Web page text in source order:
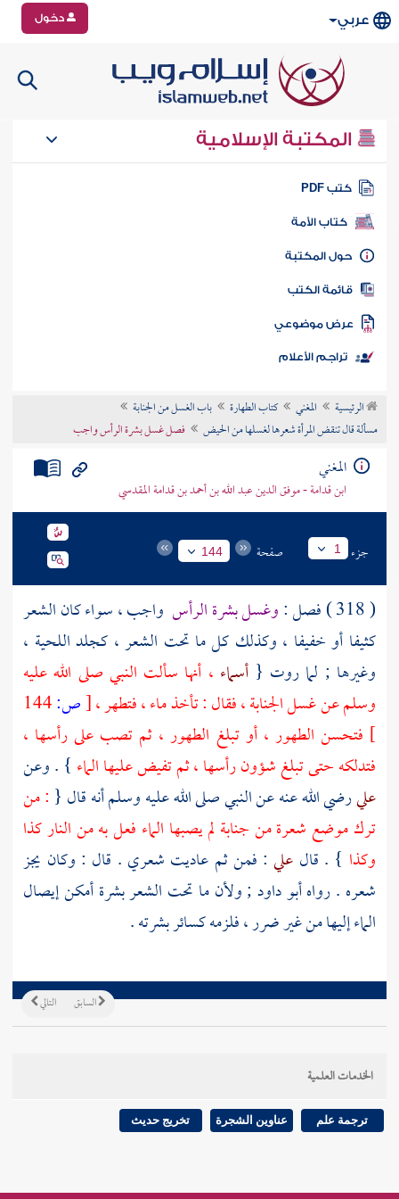
عربي دخول
المكتبة الإسلامية
كتب PDF
كتاب الأمة
المكتبة
الكتب
موضوعي
تراجم الأعلام
الرئيسية المغني كتاب الطهارة
باب الغسل من الجنابة
مسألة قال تنقض المرأة شعرها لغسلها من الحيض
فصل غسل بشرة الرأس واجب
المغني
ابن قدامة - موفق الدين عبد الله بن أحمد بن قدامة المقدسي
جزء 1 صفحة 144
( 318 ) فصل : وغسل بشرة الرأس واجب ، سواء كان الشعر
كثيفا أو خفيفا ، وكذلك كل ما تحت الشعر ، كجلد اللحية ،
وغيرها ; لما روت {أسماء ، أنها سألت النبي صلى الله عليه
وسلم عن غسل الجنابة ، فقال : تأخذ ماء ، فتطهر ،[ص:144
] فتحسن الطهور ، أو تبلغ الطهور ، ثم تصب على رأسها ،
فتدلكه حتى تبلغ شؤون رأسها ، ثم تفيض عليها الماء } . وعن
عليرضي الله عنه عن النبي صلى الله عليه وسلم أنه قال { : من
ترك موضع شعرة من جنابة لم يصبها الماء فعل به من النار كذا
وكذا } . قال علي : فمن ثم عاديت شعري . قال : وكان يجز
شعره . رواهأبو داود; ولأن ما تحت الشعر بشرة أمكن إيصال
الماء إليها من غير ضرر ، فلزمه كسائر بشرته .
التالي السابق
الخدمات العلمية
ترجمة علم عناوين الشجرة تخريج حديث